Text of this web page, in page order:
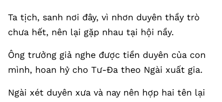
Ta tịch, sanh nơi đây, vì nhơn duyên thầy trò
chưa hết, nên lại gặp nhau tại hội nầy.
Ông trưởng giả nghe được tiền duyên của con
mình, hoan hỷ cho Tư-Đa theo Ngài xuất gia.
Ngài xét duyên xưa và nay nên hợp hai tên lại